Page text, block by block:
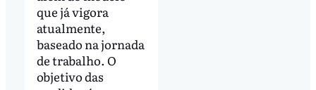
que já vigora
atualmente,
baseado na jornada
de trabalho. O
objetivo das